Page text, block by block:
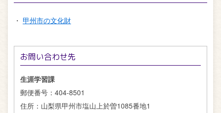
・ 甲州市の文化財
お問い合わせ先
生涯学習課
郵便番号： 404-8501
住所： 山梨県甲州市塩山上於曽1085番地1